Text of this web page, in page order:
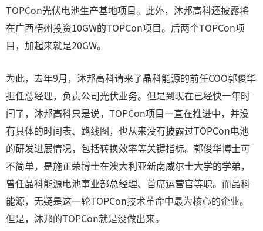
TOPCon光伏电池生产基地项目。此外，沐邦高科还披露将
在广西梧州投资10GW的TOPCon项目。后两个TOPCon项
目，加起来就是20GW。
为此，去年9月，沐邦高科请来了晶科能源的前任COO郭俊华
担任总经理，负责公司光伏业务。但是到现在已经快一年时
间了，沐邦高科只是说，TOPCon项目一直在推进中，并没
有具体的时间表、路线图，也从来没有披露过TOPCon电池
的研发进展情况，包括转换效率等关键指标。郭俊华博士可
不简单，是施正荣博士在澳大利亚新南威尔士大学的学弟，
曾任晶科能源电池事业部总经理、首席运营官等职。而晶科
能源，无疑是这一轮TOPCon技术革命中最为核心的企业。
但是，沐邦的TOPCon就是没做出来。